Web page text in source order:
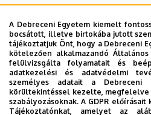
A Debreceni Egyetem kiemelt
bocsátott, illetve birtokába jutott
tájékoztatjuk Önt, hogy a Debreceni
kötelezően alkalmazandó
felülvizsgálta folyamatait és
adatkezelési és adatvédelmi
személyes adatait a
körültekintéssel kezelte, megfelelve
szabályozásoknak. A GDPR
Tájékoztatónkat, amelyet az